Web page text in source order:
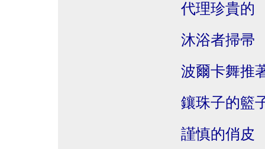
代理珍貴的
沐浴者掃帚
波爾卡舞推
鑲珠子的籃
謹慎的俏皮